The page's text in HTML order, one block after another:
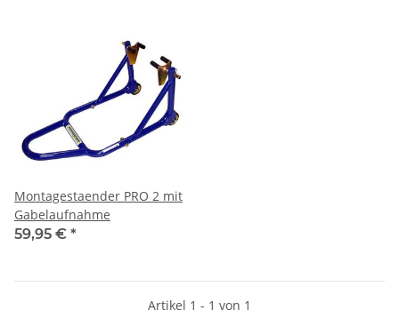
Montagestaender PRO 2 mit
Gabelaufnahme
59,95 € *
Artikel 1 - 1 von 1